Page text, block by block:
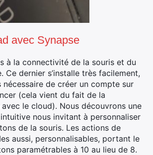
avec Synapse
à la connectivité de la souris et du
Ce dernier s’installe très facilement,
nécessaire de créer un compte sur
(cela vient du fait de la
le cloud). Nous découvrons une
nous invitant à personnaliser
de la souris. Les actions de
aussi, personnalisables, portant le
paramétrables à 10 au lieu de 8.